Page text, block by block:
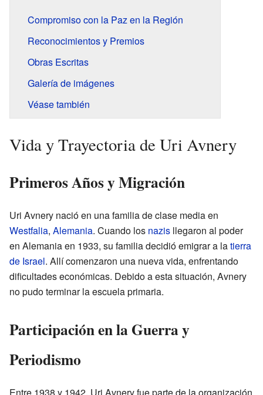
Compromiso con la Paz en la Región
Reconocimientos y Premios
Obras Escritas
Galería de imágenes
Véase también
Vida y Trayectoria de Uri Avnery
Primeros Años y Migración
Uri Avnery nació en una familia de clase media en
Westfalia, Alemania. Cuando los nazis llegaron al poder
en Alemania en 1933, su familia decidió emigrar a latierra
de Israel. Allí comenzaron una nueva vida, enfrentando
dificultades económicas. Debido a esta situación, Avnery
no pudo terminar la escuela primaria.
Participación en la Guerra y
Periodismo
Entre 1938 y 1942, Uri Avnery fue parte de la organización